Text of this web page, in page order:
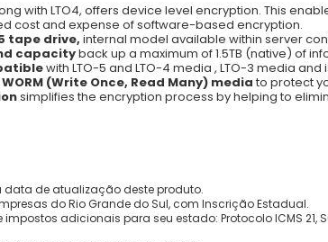
with LTO4, offers device level encryption. This
cost and expense of software-based encryption.
tape drive, internal model available within server
capacityback up a maximum of 1.5TB (native) of
with LTO-5 and LTO-4 media , LTO-3 media
(Write Once, Read Many) media to protect
simplifies the encryption process by helping to
de atualização deste produto.
do Rio Grande do Sul, com Inscrição Estadual.
adicionais para seu estado: Protocolo ICMS 21,